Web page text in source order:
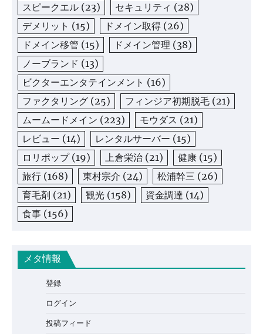
スピークエル (23) セキュリティ (28)
デメリット (15) ドメイン取得 (26)
ドメイン移管 (15) ドメイン管理 (38)
ノーブランド (13)
ビクターエンタテインメント (16)
ファクタリング (25) フィンジア初期脱毛 (21)
ムームードメイン (223) モウダス (21)
レビュー (14) レンタルサーバー (15)
ロリポップ(19) 上倉栄治 (21) 健康 (15)
旅行 (168) 東村宗介 (24) 松浦幹三 (26)
育毛剤 (21) 観光 (158) 資金調達 (14)
食事 (156)
メタ情報
登録
ログイン
投稿フィード